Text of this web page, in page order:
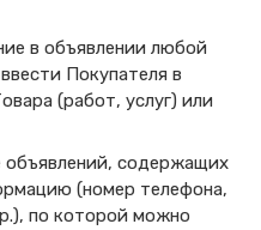
в объявлении любой
Покупателя в
(работ, услуг) или
объявлений, содержащих
(номер телефона,
по которой можно